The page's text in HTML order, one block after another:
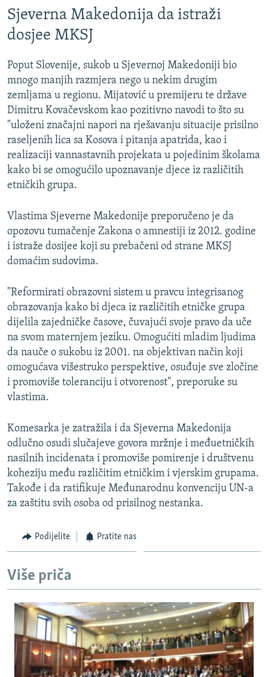
Sjeverna Makedonija da istraži
dosjee MKSJ
Poput Slovenije, sukob u Sjevernoj Makedoniji bio
mnogo manjih razmjera nego u nekim drugim
zemljama u regionu. Mijatović u premijeru te države
Dimitru Kovačevskom kao pozitivno navodi to što su
"uloženi značajni napori na rješavanju situacije prisilno
raseljenih lica sa Kosova i pitanja apatrida, kao i
realizaciji vannastavnih projekata u pojedinim školama
kako bi se omogućilo upoznavanje djece iz različitih
etničkih grupa.
Vlastima Sjeverne Makedonije preporučeno je da
opozovu tumačenje Zakona o amnestiji iz 2012. godine
i istraže dosijee koji su prebačeni od strane MKSJ
domaćim sudovima.
"Reformirati obrazovni sistem u pravcu integrisanog
obrazovanja kako bi djeca iz različitih etničke grupa
dijelila zajedničke časove, čuvajući svoje pravo da uče
na svom maternjem jeziku. Omogućiti mladim ljudima
da nauče o sukobu iz 2001. na objektivan način koji
omogućava višestruko perspektive, osuđuje sve zločine
i promoviše toleranciju i otvorenost", preporuke su
vlastima.
Komesarka je zatražila i da Sjeverna Makedonija
odlučno osudi slučajeve govora mržnje i međuetničkih
nasilnih incidenata i promoviše pomirenje i društvenu
koheziju među različitim etničkim i vjerskim grupama.
Takođe i da ratifikuje Međunarodnu konvenciju UN-a
za zaštitu svih osoba od prisilnog nestanka.
Podijelite Pratite nas
Više priča